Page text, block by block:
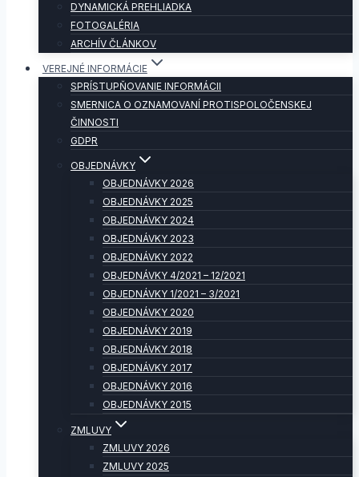
DYNAMICKÁ PREHLIADKA
FOTOGALÉRIA
ARCHÍV ČLÁNKOV
VEREJNÉ INFORMÁCIE
SPRÍSTUPŇOVANIE INFORMÁCII
SMERNICA O OZNAMOVANÍ PROTISPOLOČENSKEJ
ČINNOSTI
GDPR
OBJEDNÁVKY
OBJEDNÁVKY 2026
OBJEDNÁVKY 2025
OBJEDNÁVKY 2024
OBJEDNÁVKY 2023
OBJEDNÁVKY 2022
OBJEDNÁVKY 4/2021 – 12/2021
OBJEDNÁVKY 1/2021 – 3/2021
OBJEDNÁVKY 2020
OBJEDNÁVKY 2019
OBJEDNÁVKY 2018
OBJEDNÁVKY 2017
OBJEDNÁVKY 2016
OBJEDNÁVKY 2015
ZMLUVY
ZMLUVY 2026
ZMLUVY 2025